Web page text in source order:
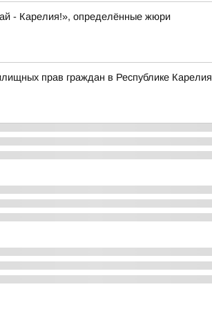
- Карелия!», определённые жюри
прав граждан в Республике Карелия